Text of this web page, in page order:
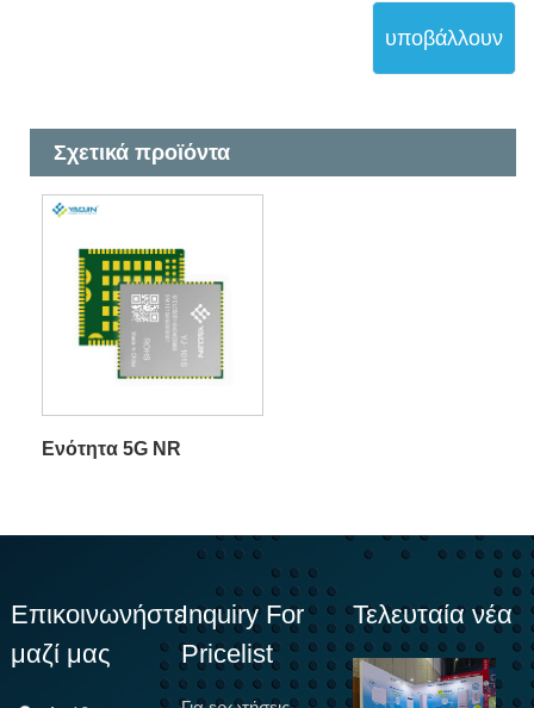
υποβάλλουν
Σχετικά προϊόντα
Ενότητα 5G NR
Επικοινωνήστε
μαζί μας
Inquiry For
Pricelist
Τελευταία νέα